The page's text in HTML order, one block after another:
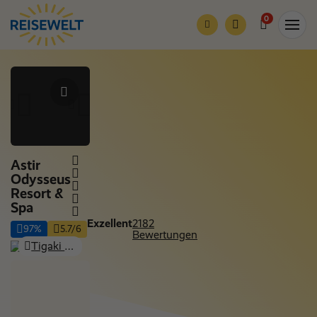
0
Astir
Odysseus
Resort &
Spa
Tigaki (Insel Kos), Kos
97% 5.7/6 Exzellent2182
Bewertungen